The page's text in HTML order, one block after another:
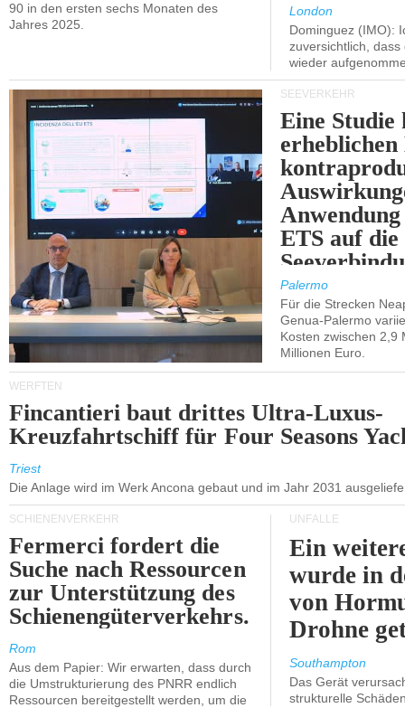
90 in den ersten sechs Monaten des
Jahres 2025.
London
Dominguez (IMO):
zuversichtlich,
wieder
SEEVERKEHR
Eine Studie
ETS auf die
Palermo
Für die Strecken
Genua-Palermo
Kosten zwischen 2,9
Millionen Euro.
WERFTEN
Fincantieri baut drittes Ultra-Luxus-
Kreuzfahrtschiff für Four Seasons
Triest
Die Anlage wird im Werk Ancona gebaut und im Jahr 2031
SCHIENENVERKEHR
Fermerci fordert die
Suche nach Ressourcen
zur Unterstützung des
Schienengüterverkehrs.
Rom
Aus dem Papier: Wir erwarten, dass durch
die Umstrukturierung des PNRR endlich
Ressourcen bereitgestellt werden, um die
UNFÄLLE
Ein
wurde in
von
Drohne
Southampton
Das Gerät
strukturelle